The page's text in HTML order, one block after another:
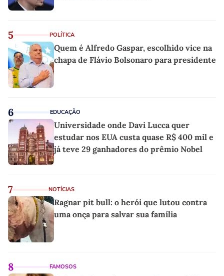
5 POLÍTICA
Quem é Alfredo Gaspar, escolhido vice na
chapa de Flávio Bolsonaro para presidente
6 EDUCAÇÃO
Universidade onde Davi Lucca quer
estudar nos EUA custa quase R$ 400 mil e
já teve 29 ganhadores do prêmio Nobel
7 NOTÍCIAS
Ragnar pit bull: o herói que lutou contra
uma onça para salvar sua família
8 FAMOSOS